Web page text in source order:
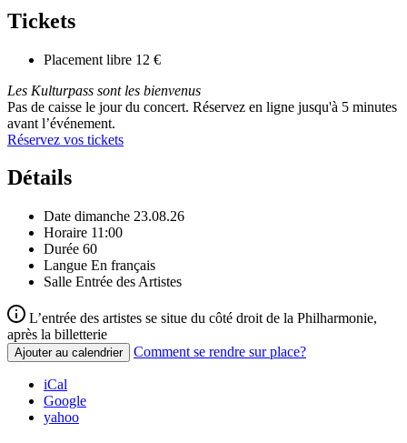
Tickets
Placement libre 12 €
Les Kulturpass sont les bienvenus
Pas de caisse le jour du concert. Réservez en ligne jusqu'à 5 minutes
avant l’événement.
Réservez vos tickets
Détails
Date dimanche 23.08.26
Horaire 11:00
Durée 60
Langue En français
Salle Entrée des Artistes
L’entrée des artistes se situe du côté droit de la Philharmonie,
après la billetterie
Ajouter au calendrier Comment se rendre sur place?
iCal
Google
yahoo